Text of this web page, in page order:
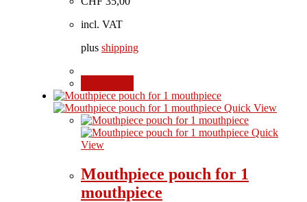
incl. VAT
plus shipping
Quick View
Quick
View
Mouthpiece pouch for 1
mouthpiece